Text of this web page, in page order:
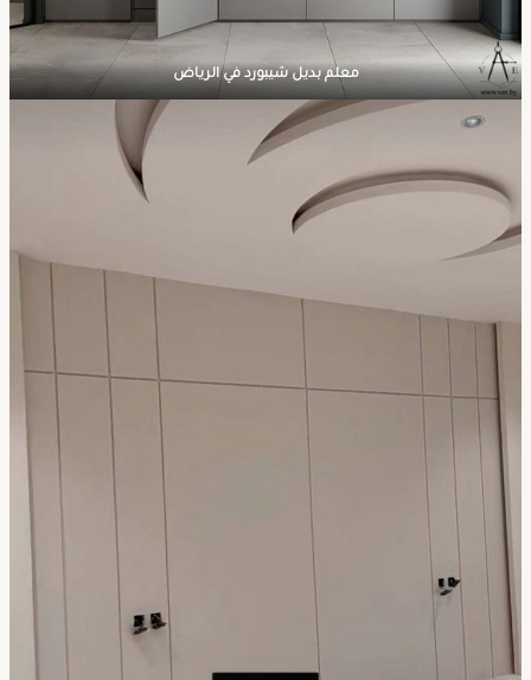
معلم بديل شيبورد في الرياض